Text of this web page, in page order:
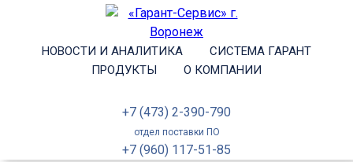
НОВОСТИ И АНАЛИТИКА
СИСТЕМА ГАРАНТ
ПРОДУКТЫ
О КОМПАНИИ
+7 (473) 2-390-790
отдел поставки ПО
+7 (960) 117-51-85